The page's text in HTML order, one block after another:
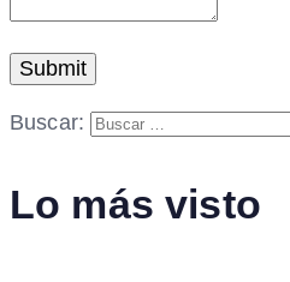
Buscar:
Lo más visto